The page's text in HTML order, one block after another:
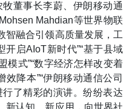
董事长李蔚、伊朗移动通
Mahdian等世界物联
智融合引领高质量发展，工
开启AIoT新时代”“基于县域
模式”“数字经济怎样改变着
效降本”“伊朗移动通信公司
了精彩的演讲。纷纷表达